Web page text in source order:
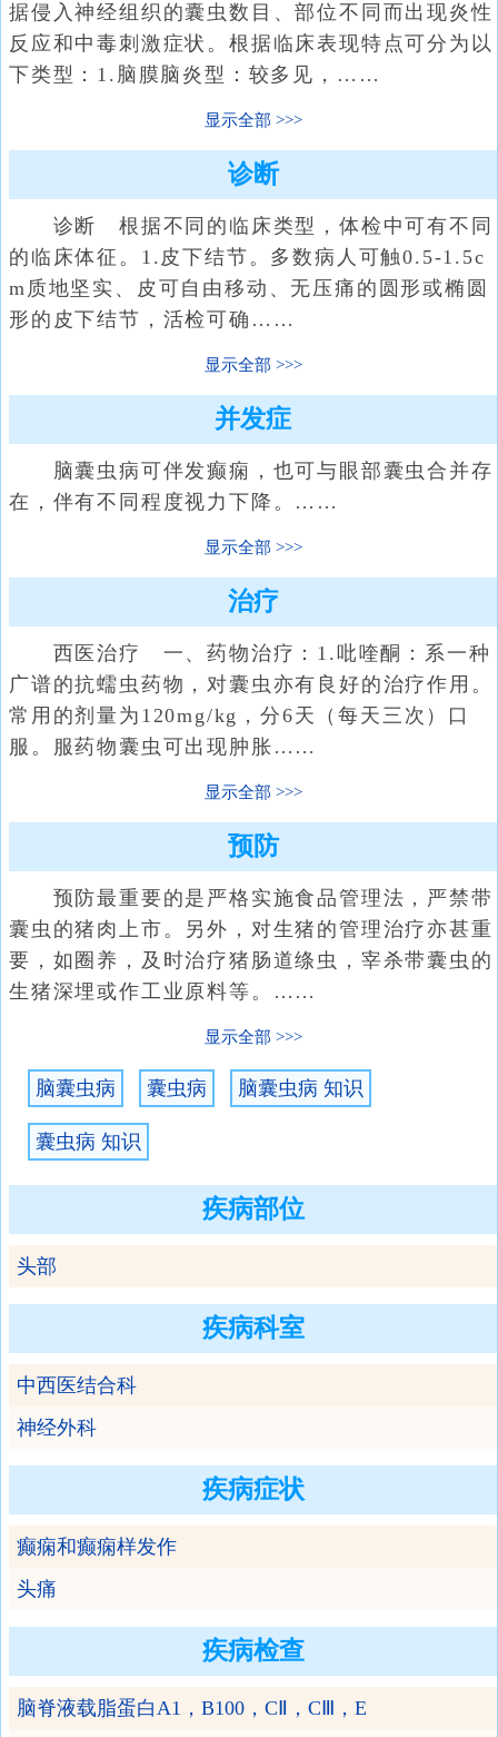
据侵入神经组织的囊虫数目、部位不同而出现炎性
反应和中毒刺激症状。根据临床表现特点可分为以
下类型：1.脑膜脑炎型：较多见，……
显示全部
诊断
诊断 根据不同的临床类型，体检中可有不同
的临床体征。1.皮下结节。多数病人可触0.5-1.5c
m质地坚实、皮可自由移动、无压痛的圆形或椭圆
形的皮下结节，活检可确……
显示全部
并发症
脑囊虫病可伴发癫痫，也可与眼部囊虫合并存
在，伴有不同程度视力下降。……
显示全部
治疗
西医治疗 一、药物治疗：1.吡喹酮：系一种
广谱的抗蠕虫药物，对囊虫亦有良好的治疗作用。
常用的剂量为120mg/kg，分6天（每天三次）口
服。服药物囊虫可出现肿胀……
显示全部
预防
预防最重要的是严格实施食品管理法，严禁带
囊虫的猪肉上市。另外，对生猪的管理治疗亦甚重
要，如圈养，及时治疗猪肠道绦虫，宰杀带囊虫的
生猪深埋或作工业原料等。……
显示全部
脑囊虫病 囊虫病 脑囊虫病 知识
囊虫病 知识
疾病部位
头部
疾病科室
中西医结合科
神经外科
疾病症状
癫痫和癫痫样发作
头痛
疾病检查
脑脊液载脂蛋白A1，B100，CⅡ，CⅢ，E